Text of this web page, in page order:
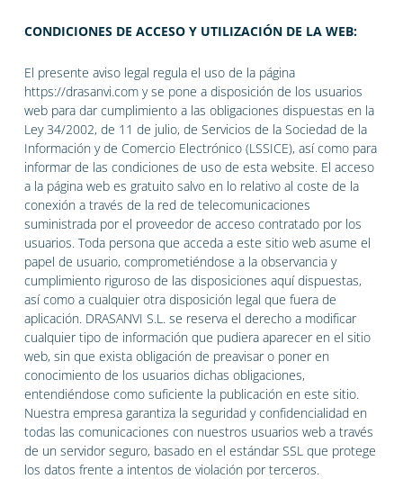
CONDICIONES DE ACCESO Y UTILIZACIÓN DE LA WEB:
El presente aviso legal regula el uso de la página
https://drasanvi.com y se pone a disposición de los usuarios
web para dar cumplimiento a las obligaciones dispuestas en la
Ley 34/2002, de 11 de julio, de Servicios de la Sociedad de la
Información y de Comercio Electrónico (LSSICE), así como para
informar de las condiciones de uso de esta website. El acceso
a la página web es gratuito salvo en lo relativo al coste de la
conexión a través de la red de telecomunicaciones
suministrada por el proveedor de acceso contratado por los
usuarios. Toda persona que acceda a este sitio web asume el
papel de usuario, comprometiéndose a la observancia y
cumplimiento riguroso de las disposiciones aquí dispuestas,
así como a cualquier otra disposición legal que fuera de
aplicación. DRASANVI S.L. se reserva el derecho a modificar
cualquier tipo de información que pudiera aparecer en el sitio
web, sin que exista obligación de preavisar o poner en
conocimiento de los usuarios dichas obligaciones,
entendiéndose como suficiente la publicación en este sitio.
Nuestra empresa garantiza la seguridad y confidencialidad en
todas las comunicaciones con nuestros usuarios web a través
de un servidor seguro, basado en el estándar SSL que protege
los datos frente a intentos de violación por terceros.